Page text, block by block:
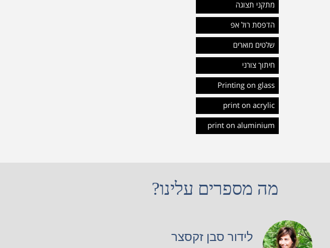
מתקני תצוגה
הדפסת רול אפ
שלטים מוארים
חיתוך צורני
Printing on glass
print on acrylic
print on aluminium
מה מספרים עלינו?
לידור סבן זקסצר